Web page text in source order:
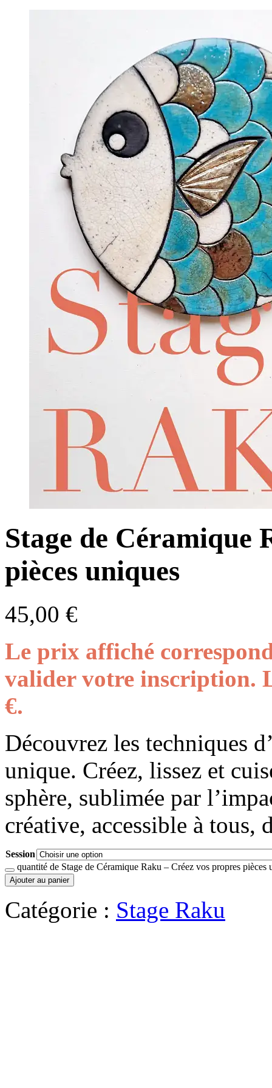
Stage de Céramique
pièces uniques
45,00 €
Le prix affiché
valider votre inscription.
€.
Découvrez les techniques
unique. Créez, lissez et
sphère, sublimée par
créative, accessible à tous,
Session
quantité de Stage de Céramique Raku – Créez vos propres pièces
Ajouter au panier
Catégorie : Stage Raku